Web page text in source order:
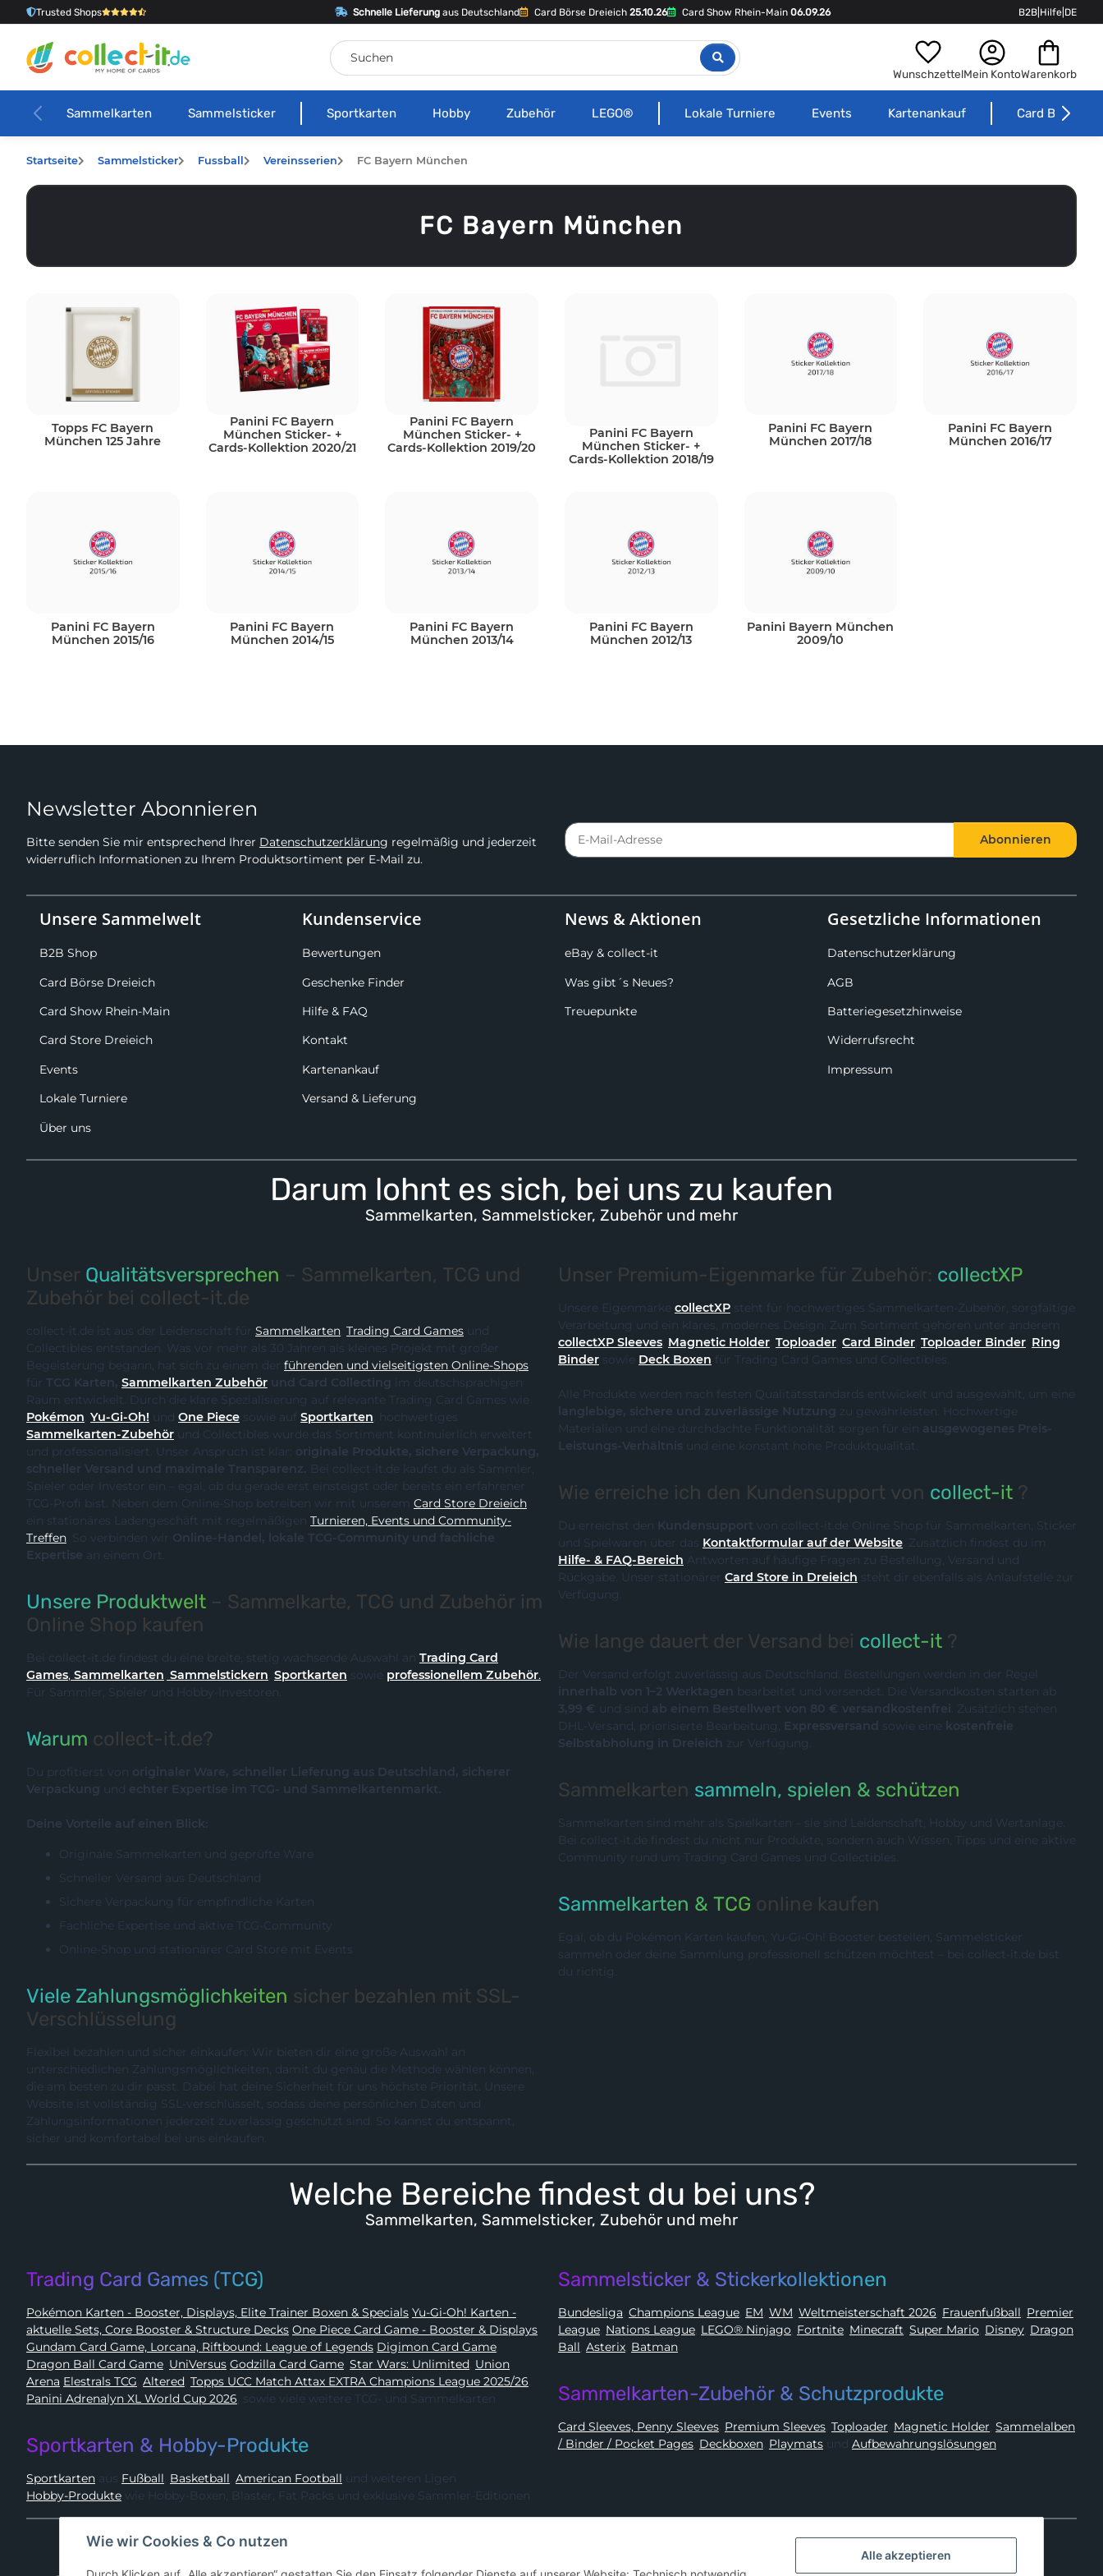
Trusted Shops Schnelle Lieferungaus Deutschland Card Börse Dreieich 25.10.26 Card Show Rhein-Main 06.09.26 B2B Hilfe DE
WunschzettelMein KontoWarenkorb
Sammelkarten Sammelsticker Sportkarten Hobby Zubehör LEGO® Lokale Turniere Events Kartenankauf Card Börse
Startseite Sammelsticker Fussball Vereinsserien FC Bayern München
FC Bayern München
Topps FC Bayern
München 125 Jahre
Panini FC Bayern
München Sticker- +
Cards-Kollektion 2020/21
Panini FC Bayern
München Sticker- +
Cards-Kollektion 2019/20
Panini FC Bayern
München Sticker- +
Cards-Kollektion 2018/19
Panini FC Bayern
München 2017/18
Panini FC Bayern
München 2016/17
Panini FC Bayern
München 2015/16
Panini FC Bayern
München 2014/15
Panini FC Bayern
München 2013/14
Panini FC Bayern
München 2012/13
Panini Bayern München
2009/10
Newsletter Abonnieren
Bitte senden Sie mir entsprechend Ihrer Datenschutzerklärung regelmäßig und jederzeit
widerruflich Informationen zu Ihrem Produktsortiment per E-Mail zu.
Abonnieren
Unsere Sammelwelt
B2B Shop
Card Börse Dreieich
Card Show Rhein-Main
Card Store Dreieich
Events
Lokale Turniere
Über uns
Kundenservice
Bewertungen
Geschenke Finder
Hilfe & FAQ
Kontakt
Kartenankauf
Versand & Lieferung
News & Aktionen
eBay & collect-it
Was gibt´s Neues?
Treuepunkte
Gesetzliche Informationen
Datenschutzerklärung
AGB
Batteriegesetzhinweise
Widerrufsrecht
Impressum
Darum lohnt es sich, bei uns zu kaufen
Sammelkarten, Sammelsticker, Zubehör und mehr
Unser Qualitätsversprechen – Sammelkarten, TCG und
Zubehör bei collect-it.de
collect-it.de ist aus der Leidenschaft für Sammelkarten, Trading Card Games und
Collectibles entstanden. Was vor mehr als 30 Jahren als kleines Projekt mit großer
Begeisterung begann, hat sich zu einem der führenden und vielseitigsten Online-Shops
für TCG Karten, Sammelkarten Zubehör und Card Collecting
im deutschsprachigen
Raum entwickelt. Durch die klare Spezialisierung auf relevante Trading Card Games wie
Pokémon, Yu-Gi-Oh! und One Piece sowie auf Sportkarten , hochwertiges
Sammelkarten-Zubehör
und professionalisiert. Unser Anspruch ist klar: originale Produkte, sichere Verpackung,
schneller Versand und maximale Transparenz. Bei collect-it.de kaufst du als Sammler,
Spieler oder Investor ein – egal, ob du gerade erst einsteigst oder bereits ein erfahrener
TCG-Profi bist. Neben dem Online-Shop betreiben wir mit unserem
Card Store Dreieich
ein stationäres Ladengeschäft mit regelmäßigen Turnieren, Events und Community-
Treffen. So verbinden wir Online-Handel, lokale TCG-Community und fachliche
Expertise an einem Ort.
Unsere Produktwelt – Sammelkarte, TCG und Zubehör im
Online Shop kaufen
Bei collect-it.de findest du eine breite, stetig wachsende Auswahl an Trading Card
Games, Sammelkarten, Sammelstickern, Sportkarten sowie professionellem Zubehör.
Für Sammler, Spieler und Hobby-Investoren.
Warum collect-it.de?
Du profitierst von originaler Ware, schneller Lieferung aus Deutschland, sicherer
Verpackung und echter Expertise im TCG- und Sammelkartenmarkt.
Deine Vorteile auf einen Blick:
Originale Sammelkarten und geprüfte Ware
Schneller Versand aus Deutschland
Sichere Verpackung für empfindliche Karten
Fachliche Expertise und aktive TCG-Community
Online-Shop und stationärer Card Store mit Events
Viele Zahlungsmöglichkeiten sicher bezahlen mit SSL-
Verschlüsselung
Flexibel bezahlen und sicher einkaufen: Wir bieten dir eine große Auswahl an
unterschiedlichen Zahlungsmöglichkeiten, damit du genau die Methode wählen können,
die am besten zu dir passt. Dabei hat deine Sicherheit für uns höchste Priorität. Unsere
Website ist vollständig SSL-verschlüsselt, sodass deine persönlichen Daten und
Zahlungsinformationen jederzeit zuverlässig geschützt sind. So kannst du entspannt,
sicher und komfortabel bei uns einkaufen.
Unser Premium-Eigenmarke für Zubehör: collectXP
Unsere Eigenmarke collectXP steht für hochwertiges Sammelkarten-Zubehör, sorgfältige
Verarbeitung und ein klares, modernes Design. Zum Sortiment gehören unter anderem
collectXP Sleeves, Magnetic Holder, Toploader, Card Binder, Toploader Binder, Ring
Binder sowie Deck Boxen für Trading Card Games und Collectibles.
Alle Produkte werden nach festen Qualitätsstandards entwickelt und ausgewählt, um eine
langlebige, sichere und zuverlässige Nutzung zu gewährleisten. Hochwertige
Materialien und eine durchdachte Funktionalität sorgen für ein ausgewogenes Preis-
Leistungs-Verhältnis und eine konstant hohe Produktqualität.
Wie erreiche ich den Kundensupport von collect-it ?
Du erreichst den Kundensupport von collect-it.de Online Shop für Sammelkarten, Sticker
und Spielwaren über das Kontaktformular auf der Website. Zusätzlich findest du im
Hilfe- & FAQ-Bereich Antworten auf häufige Fragen zu Bestellung, Versand und
Rückgabe. Unser stationärer Card Store in Dreieich steht dir ebenfalls als Anlaufstelle zur
Verfügung.
Wie lange dauert der Versand bei collect-it ?
Der Versand erfolgt zuverlässig aus Deutschland. Bestellungen werden in der Regel
innerhalb von 1–2 Werktagen bearbeitet und versendet. Die Versandkosten starten ab
3,99 € und sind ab einem Bestellwert von 80 € versandkostenfrei. Zusätzlich stehen
DHL-Versand, priorisierte Bearbeitung, Expressversand sowie eine kostenfreie
Selbstabholung in Dreieich zur Verfügung.
Sammelkarten sammeln, spielen & schützen
Sammelkarten sind mehr als Spielkarten – sie sind Leidenschaft, Hobby und Wertanlage.
Bei collect-it.de findest du nicht nur Produkte, sondern auch Wissen, Tipps und eine aktive
Community rund um Trading Card Games und Collectibles.
Sammelkarten & TCG online kaufen
Egal, ob du Pokémon Karten kaufen, Yu-Gi-Oh! Booster bestellen, Sammelsticker
sammeln oder deine Sammlung professionell schützen möchtest – bei collect-it.de bist
du richtig.
Welche Bereiche findest du bei uns?
Sammelkarten, Sammelsticker, Zubehör und mehr
Trading Card Games (TCG)
Pokémon Karten - Booster, Displays, Elite Trainer Boxen & Specials Yu-Gi-Oh! Karten -
aktuelle Sets, Core Booster & Structure Decks
One Piece Card Game - Booster & Displays
Gundam Card Game, Lorcana, Riftbound: League of Legends
Digimon Card Game,
Dragon Ball Card Game, UniVersus Godzilla Card Game, Star Wars: Unlimited, Union
Arena
Elestrals TCG, Altered, Topps UCC Match Attax EXTRA Champions League 2025/26,
Panini Adrenalyn XL World Cup 2026, sowie viele weitere TCG- und Sammelkarten
Sportkarten & Hobby-Produkte
Sportkarten aus Fußball, Basketball, American Football und weiteren Ligen
Hobby-Produkte wie Hobby-Boxen, Blaster, Fat Packs und exklusive Sammler-Editionen
Sammelsticker & Stickerkollektionen
Bundesliga, Champions League, EM, WM, Weltmeisterschaft 2026, Frauenfußball, Premier
League, Nations League, LEGO® Ninjago, Fortnite, Minecraft, Super Mario, Disney, Dragon
Ball, Asterix, Batman
Sammelkarten-Zubehör & Schutzprodukte
Card Sleeves, Penny Sleeves, Premium Sleeves, Toploader, Magnetic Holder, Sammelalben
/ Binder / Pocket Pages, Deckboxen, Playmats und Aufbewahrungslösungen
Hier kannst du uns folgen:
Alle akzeptieren
Wie wir Cookies & Co nutzen